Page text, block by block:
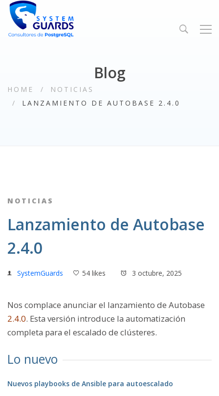
Blog
HOME
NOTICIAS
LANZAMIENTO DE AUTOBASE 2.4.0
NOTICIAS
Lanzamiento de Autobase
2.4.0
SystemGuards 54 likes 3 octubre, 2025
Nos complace anunciarel lanzamiento de Autobase
2.4.0. Esta versión introduce la automatización
completa para el escalado de clústeres.
Lo nuevo
Nuevos playbooks de Ansible para autoescalado